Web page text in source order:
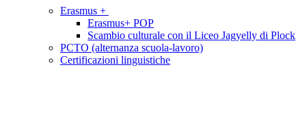
Erasmus +
Erasmus+ POP
Scambio culturale con il Liceo Jagyelly di Plock
PCTO (alternanza scuola-lavoro)
Certificazioni linguistiche